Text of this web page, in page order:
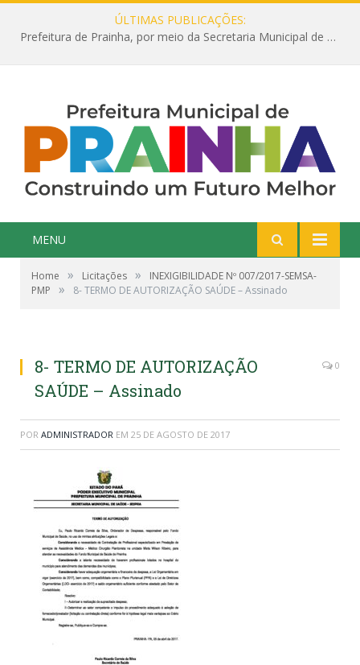
ÚLTIMAS PUBLICAÇÕES:
Prefeitura de Prainha, por meio da Secretaria Municipal de Educação, abre 354 vagas na área da Educação para 2025 com processo seletivo simplificado
MENU
Home » Licitações »
INEXIGIBILIDADE Nº 007/2017-SEMSA-
PMP
» 8- TERMO DE AUTORIZAÇÃO SAÚDE – Assinado
8- TERMO DE AUTORIZAÇÃO
SAÚDE – Assinado
0
POR ADMINISTRADOR EM 25 DE AGOSTO DE 2017